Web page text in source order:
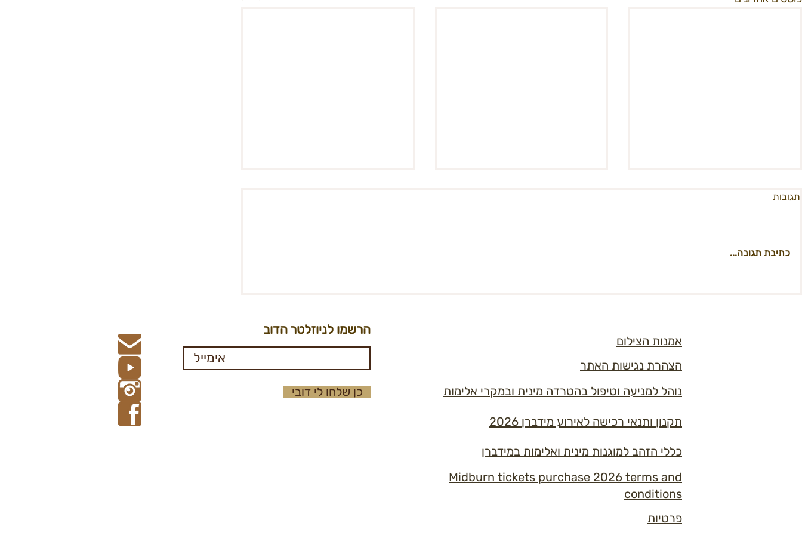
אוי
קול קורא: ראש/ת תחום תוכן
תגובות
כתיבת תגובה...
הרשמו לניוזלטר הדוב
כן שלחו לי דובי
אמנות הצילום
הצהרת נגישות האתר
נוהל למניעה וטיפול בהטרדה מינית ובמקרי אלימות
תקנון ותנאי רכישה לאירוע מידברן 2026
כללי הזהב למוגנות מינית ואלימות במידברן
Midburn tickets purchase 2026 terms and
conditions
פרטיות